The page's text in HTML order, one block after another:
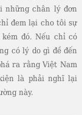
những chân lý đơn
đem lại cho tôi sự
đó. Nếu chỉ có
có lý do gì đề đến
ra rằng Việt Nam
là phải nghĩ lại
này.